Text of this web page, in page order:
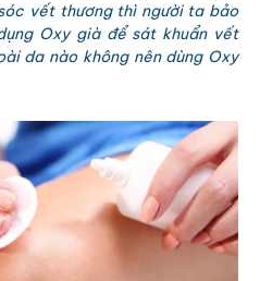
vết thương thì người ta bảo
Oxy già để sát khuẩn vết
da nào không nên dùng Oxy